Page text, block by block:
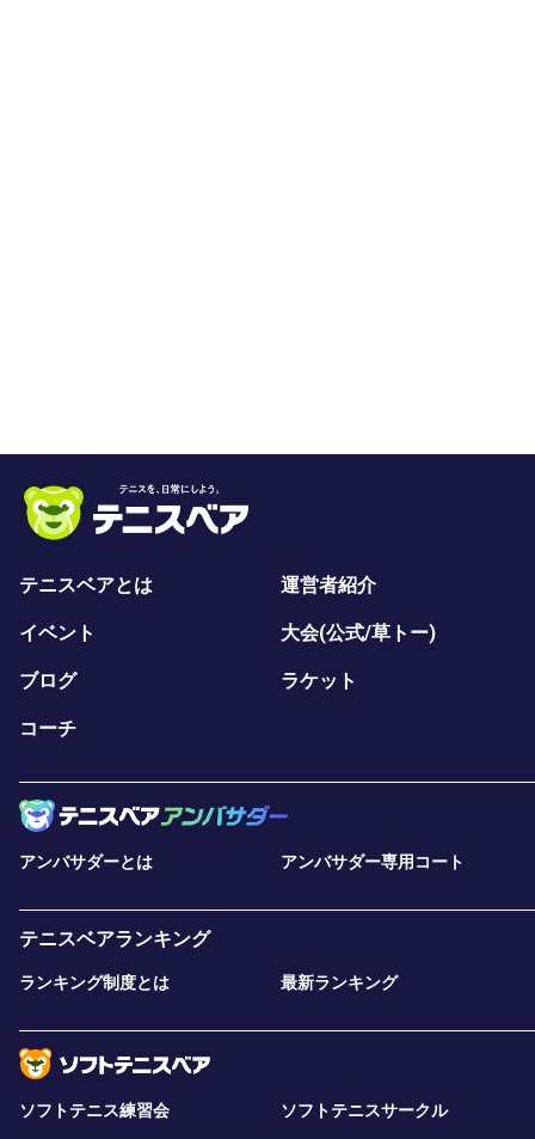
テニスベアとは 運営者紹介
イベント 大会(公式/草トー)
ブログ ラケット
コーチ
アンバサダーとは アンバサダー専用コート
テニスベアランキング
ランキング制度とは 最新ランキング
ソフトテニス練習会 ソフトテニスサークル